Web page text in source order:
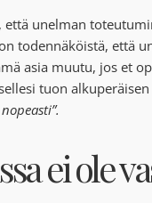
että unelman
todennäköistä, että
asia muutu, jos et
tuon
ei ole